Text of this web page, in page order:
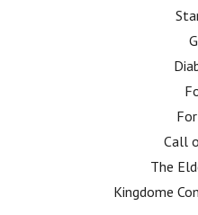
Call
The
Kingdome